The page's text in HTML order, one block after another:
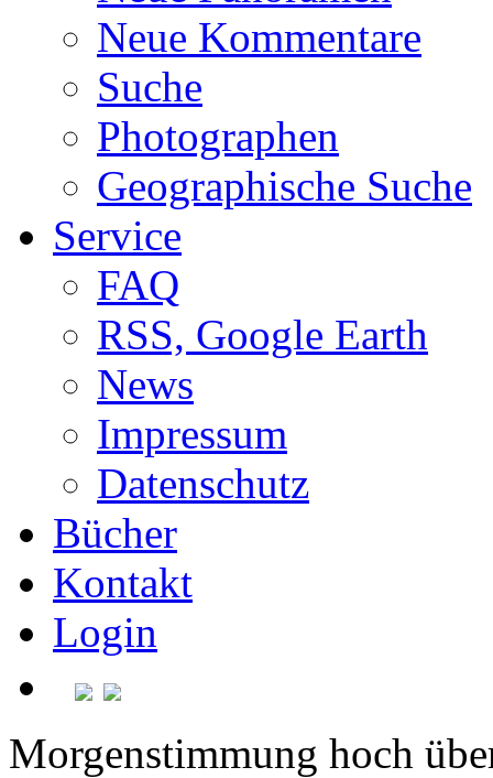
Neue Kommentare
Suche
Photographen
Geographische Suche
Service
FAQ
RSS, Google Earth
News
Impressum
Datenschutz
Bücher
Kontakt
Login
Morgenstimmung hoch